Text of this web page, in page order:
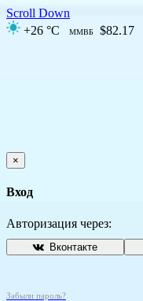
Scroll Down
+26 °C
ММВБ $82.17
×
Вход
Авторизация через:
Вконтакте
Забыли пароль?